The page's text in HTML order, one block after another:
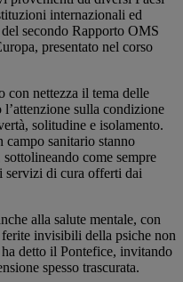
internazionali ed
secondo Rapporto OMS
presentato nel corso
con nettezza il tema delle
sulla condizione
solitudine e isolamento.
sanitario stanno
come sempre
servizi di cura offerti dai
alla salute mentale, con
invisibili della psiche non
detto il Pontefice, invitando
spesso trascurata.